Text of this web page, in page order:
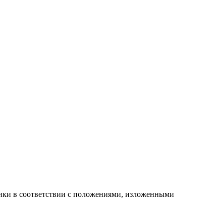
в соответствии с положениями, изложенными